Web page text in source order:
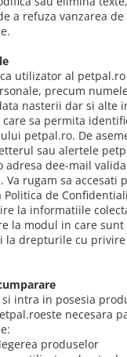
a refuza vanzarea
utilizator al
precum
nasterii dar si alte
sa permita
petpal.ro. De
sau alertele
adresa dee-mail
Va rugam sa accesati
Politica de
la informatiile
la modul in care sunt
la drepturile cu
intra in posesia
necesara
produselor